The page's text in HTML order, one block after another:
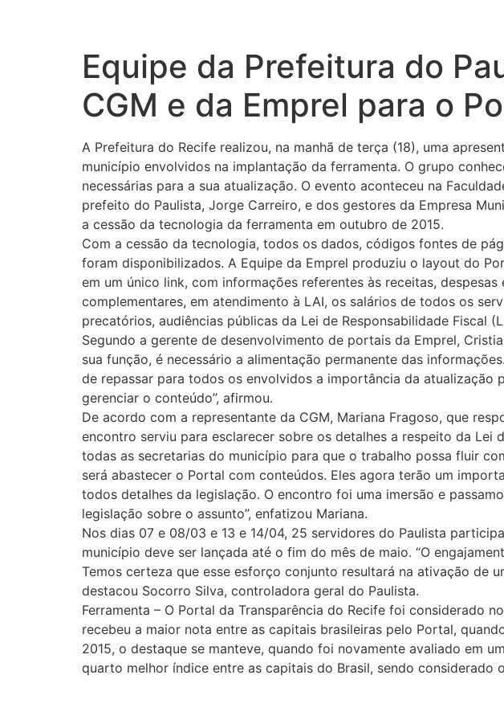
Equipe da Prefeitura do
CGM e da Emprel para o
A Prefeitura do Recife realizou, na manhã de terça (18), uma
município envolvidos na implantação da ferramenta. O grupo
necessárias para a sua atualização. O evento aconteceu na
prefeito do Paulista, Jorge Carreiro, e dos gestores da Empresa
a cessão da tecnologia da ferramenta em outubro de 2015.
Com a cessão da tecnologia, todos os dados, códigos fontes de
foram disponibilizados. A Equipe da Emprel produziu o layout do
em um único link, com informações referentes às receitas,
complementares, em atendimento à LAI, os salários de todos os
precatórios, audiências públicas da Lei de Responsabilidade Fiscal
Segundo a gerente de desenvolvimento de portais da Emprel,
sua função, é necessário a alimentação permanente das
de repassar para todos os envolvidos a importância da atualização
gerenciar o conteúdo”, afirmou.
De acordo com a representante da CGM, Mariana Fragoso, que
encontro serviu para esclarecer sobre os detalhes a respeito da Lei
todas as secretarias do município para que o trabalho possa fluir
será abastecer o Portal com conteúdos. Eles agora terão um
todos detalhes da legislação. O encontro foi uma imersão e
legislação sobre o assunto”, enfatizou Mariana.
Nos dias 07 e 08/03 e 13 e 14/04, 25 servidores do Paulista
município deve ser lançada até o fim do mês de maio. “O
Temos certeza que esse esforço conjunto resultará na ativação de
destacou Socorro Silva, controladora geral do Paulista.
Ferramenta – O Portal da Transparência do Recife foi considerado
recebeu a maior nota entre as capitais brasileiras pelo Portal,
2015, o destaque se manteve, quando foi novamente avaliado em
quarto melhor índice entre as capitais do Brasil, sendo considerado